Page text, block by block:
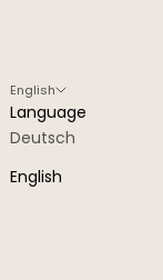
English
Language
Deutsch
English